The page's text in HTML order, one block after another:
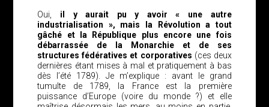
Oui, il y aurait pu y avoir « une autre
industrialisation », mais la Révolution a tout
gâché et la République plus encore une fois
débarrassée de la Monarchie et de ses
structures fédératives et corporatives (ces deux
dernières étant mises à mal et pratiquement à bas
dès l’été 1789). Je m’explique : avant le grand
tumulte de 1789, la France est la première
puissance d’Europe (voire du monde ?) et elle